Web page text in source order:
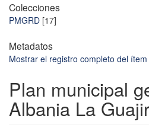
Colecciones
PMGRD [17]
Metadatos
Mostrar el registro completo del ítem
Plan municipal
Albania La